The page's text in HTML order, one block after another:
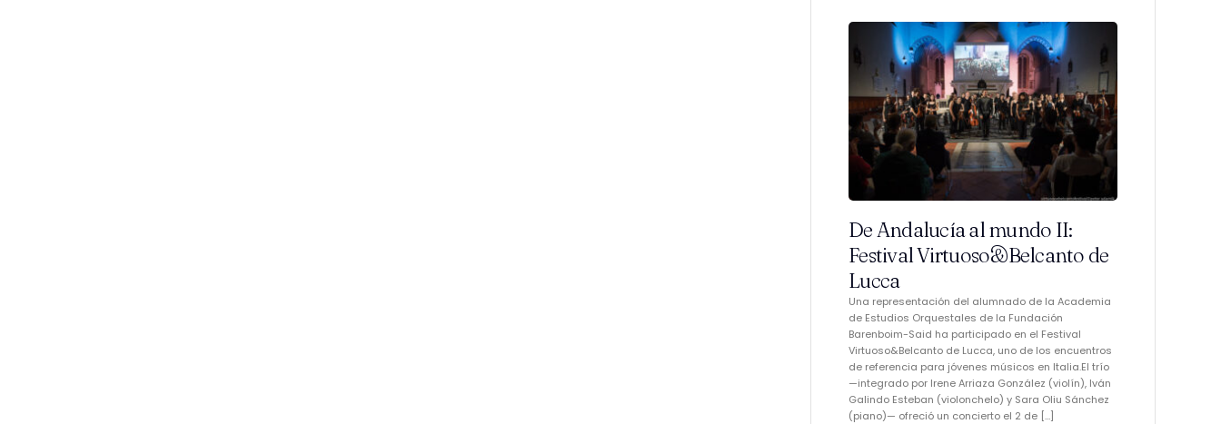
De Andalucía al mundo II:
Festival Virtuoso&Belcanto de
Lucca
Una representación del alumnado de la Academia
de Estudios Orquestales de la Fundación
Barenboim-Said ha participado en el Festival
Virtuoso&Belcanto de Lucca, uno de los encuentros
de referencia para jóvenes músicos en Italia.El trío
—integrado por Irene Arriaza González (violín), Iván
Galindo Esteban (violonchelo) y Sara Oliu Sánchez
(piano)— ofreció un concierto el 2 de […]